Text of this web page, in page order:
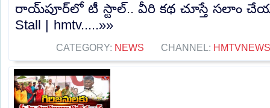
రాయ్‌పూర్‌లో టీ స్టాల్.. వీరి కథ చూస్తే సలాం
Stall | hmtv.....»»
CATEGORY: NEWS CHANNEL: HMTVNEWS